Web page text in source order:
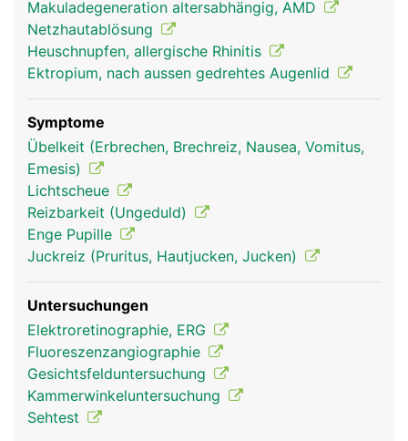
dreidimensionales (räumliches) Sehen möglich.
Augen und Sehen
Frau
Augen und Sehen
Makuladegeneration altersabhängig, AMD
Netzhautablösung
Heuschnupfen, allergische Rhinitis
Ektropium, nach aussen gedrehtes Augenlid
Symptome
Übelkeit (Erbrechen, Brechreiz, Nausea, Vomitus,
Emesis)
Lichtscheue
Reizbarkeit (Ungeduld)
Enge Pupille
Juckreiz (Pruritus, Hautjucken, Jucken)
Untersuchungen
Elektroretinographie, ERG
Fluoreszenzangiographie
Gesichtsfelduntersuchung
Kammerwinkeluntersuchung
Sehtest